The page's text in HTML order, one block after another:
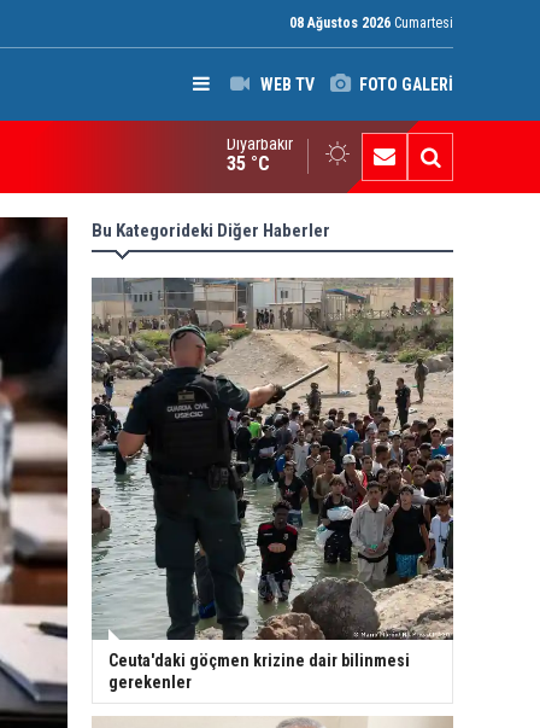
08 Ağustos 2026 Cumartesi
WEB TV FOTO GALERİ
Raporu: Peşmerge, Washington'ın Ortadoğu'daki En Önemli
Diyarbakır
35 °C
Bu Kategorideki Diğer Haberler
Ceuta'daki göçmen krizine dair bilinmesi
gerekenler